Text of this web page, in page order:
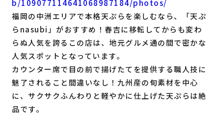
b/109077114641068987184/photos/
福岡の中洲エリアで本格天ぷらを楽しむなら、「天ぷ
らnasubi」がおすすめ！春吉に移転してからも変わ
らぬ人気を誇るこの店は、地元グルメ通の間で密かな
人気スポットとなっています。
カウンター席で目の前で揚げたてを提供する職人技に
魅了されること間違いなし！九州産の旬素材を中心
に、サクサクふんわりと軽やかに仕上げた天ぷらは絶
品です。